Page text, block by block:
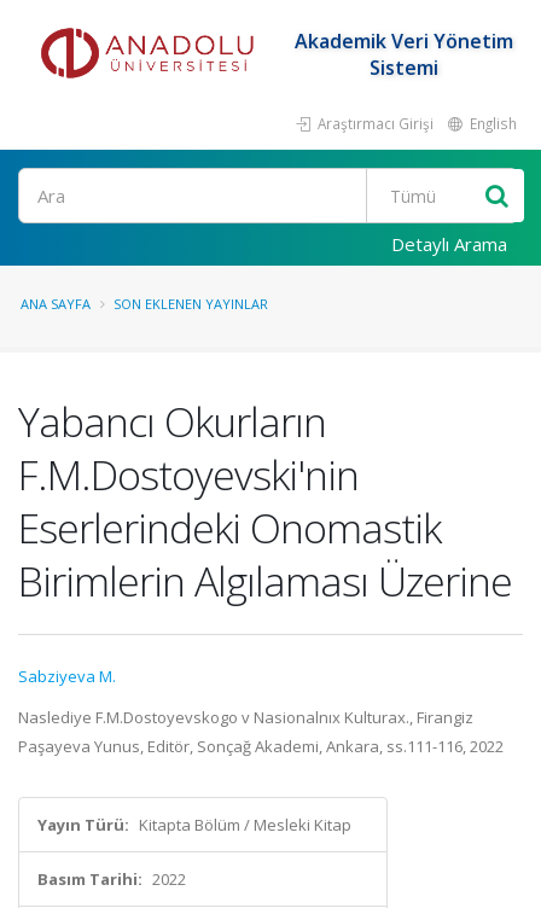
Akademik Veri Yönetim
Sistemi
Araştırmacı Girişi English
Ara
Detaylı Arama
ANA SAYFA SON EKLENEN YAYINLAR
Yabancı Okurların
F.M.Dostoyevski'nin
Eserlerindeki Onomastik
Birimlerin Algılaması Üzerine
Sabziyeva M.
Naslediye F.M.Dostoyevskogo v Nasionalnıx Kulturax., Firangiz
Paşayeva Yunus, Editör, Sonçağ Akademi, Ankara, ss.111-116, 2022
Yayın Türü: Kitapta Bölüm / Mesleki Kitap
Basım Tarihi: 2022